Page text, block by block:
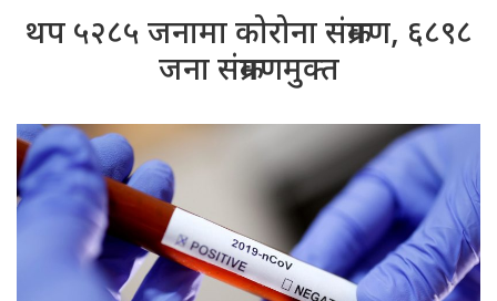
थप ५२८५ जनामा कोरोना संक्रमण, ६८९८
जना संक्रमणमुक्त